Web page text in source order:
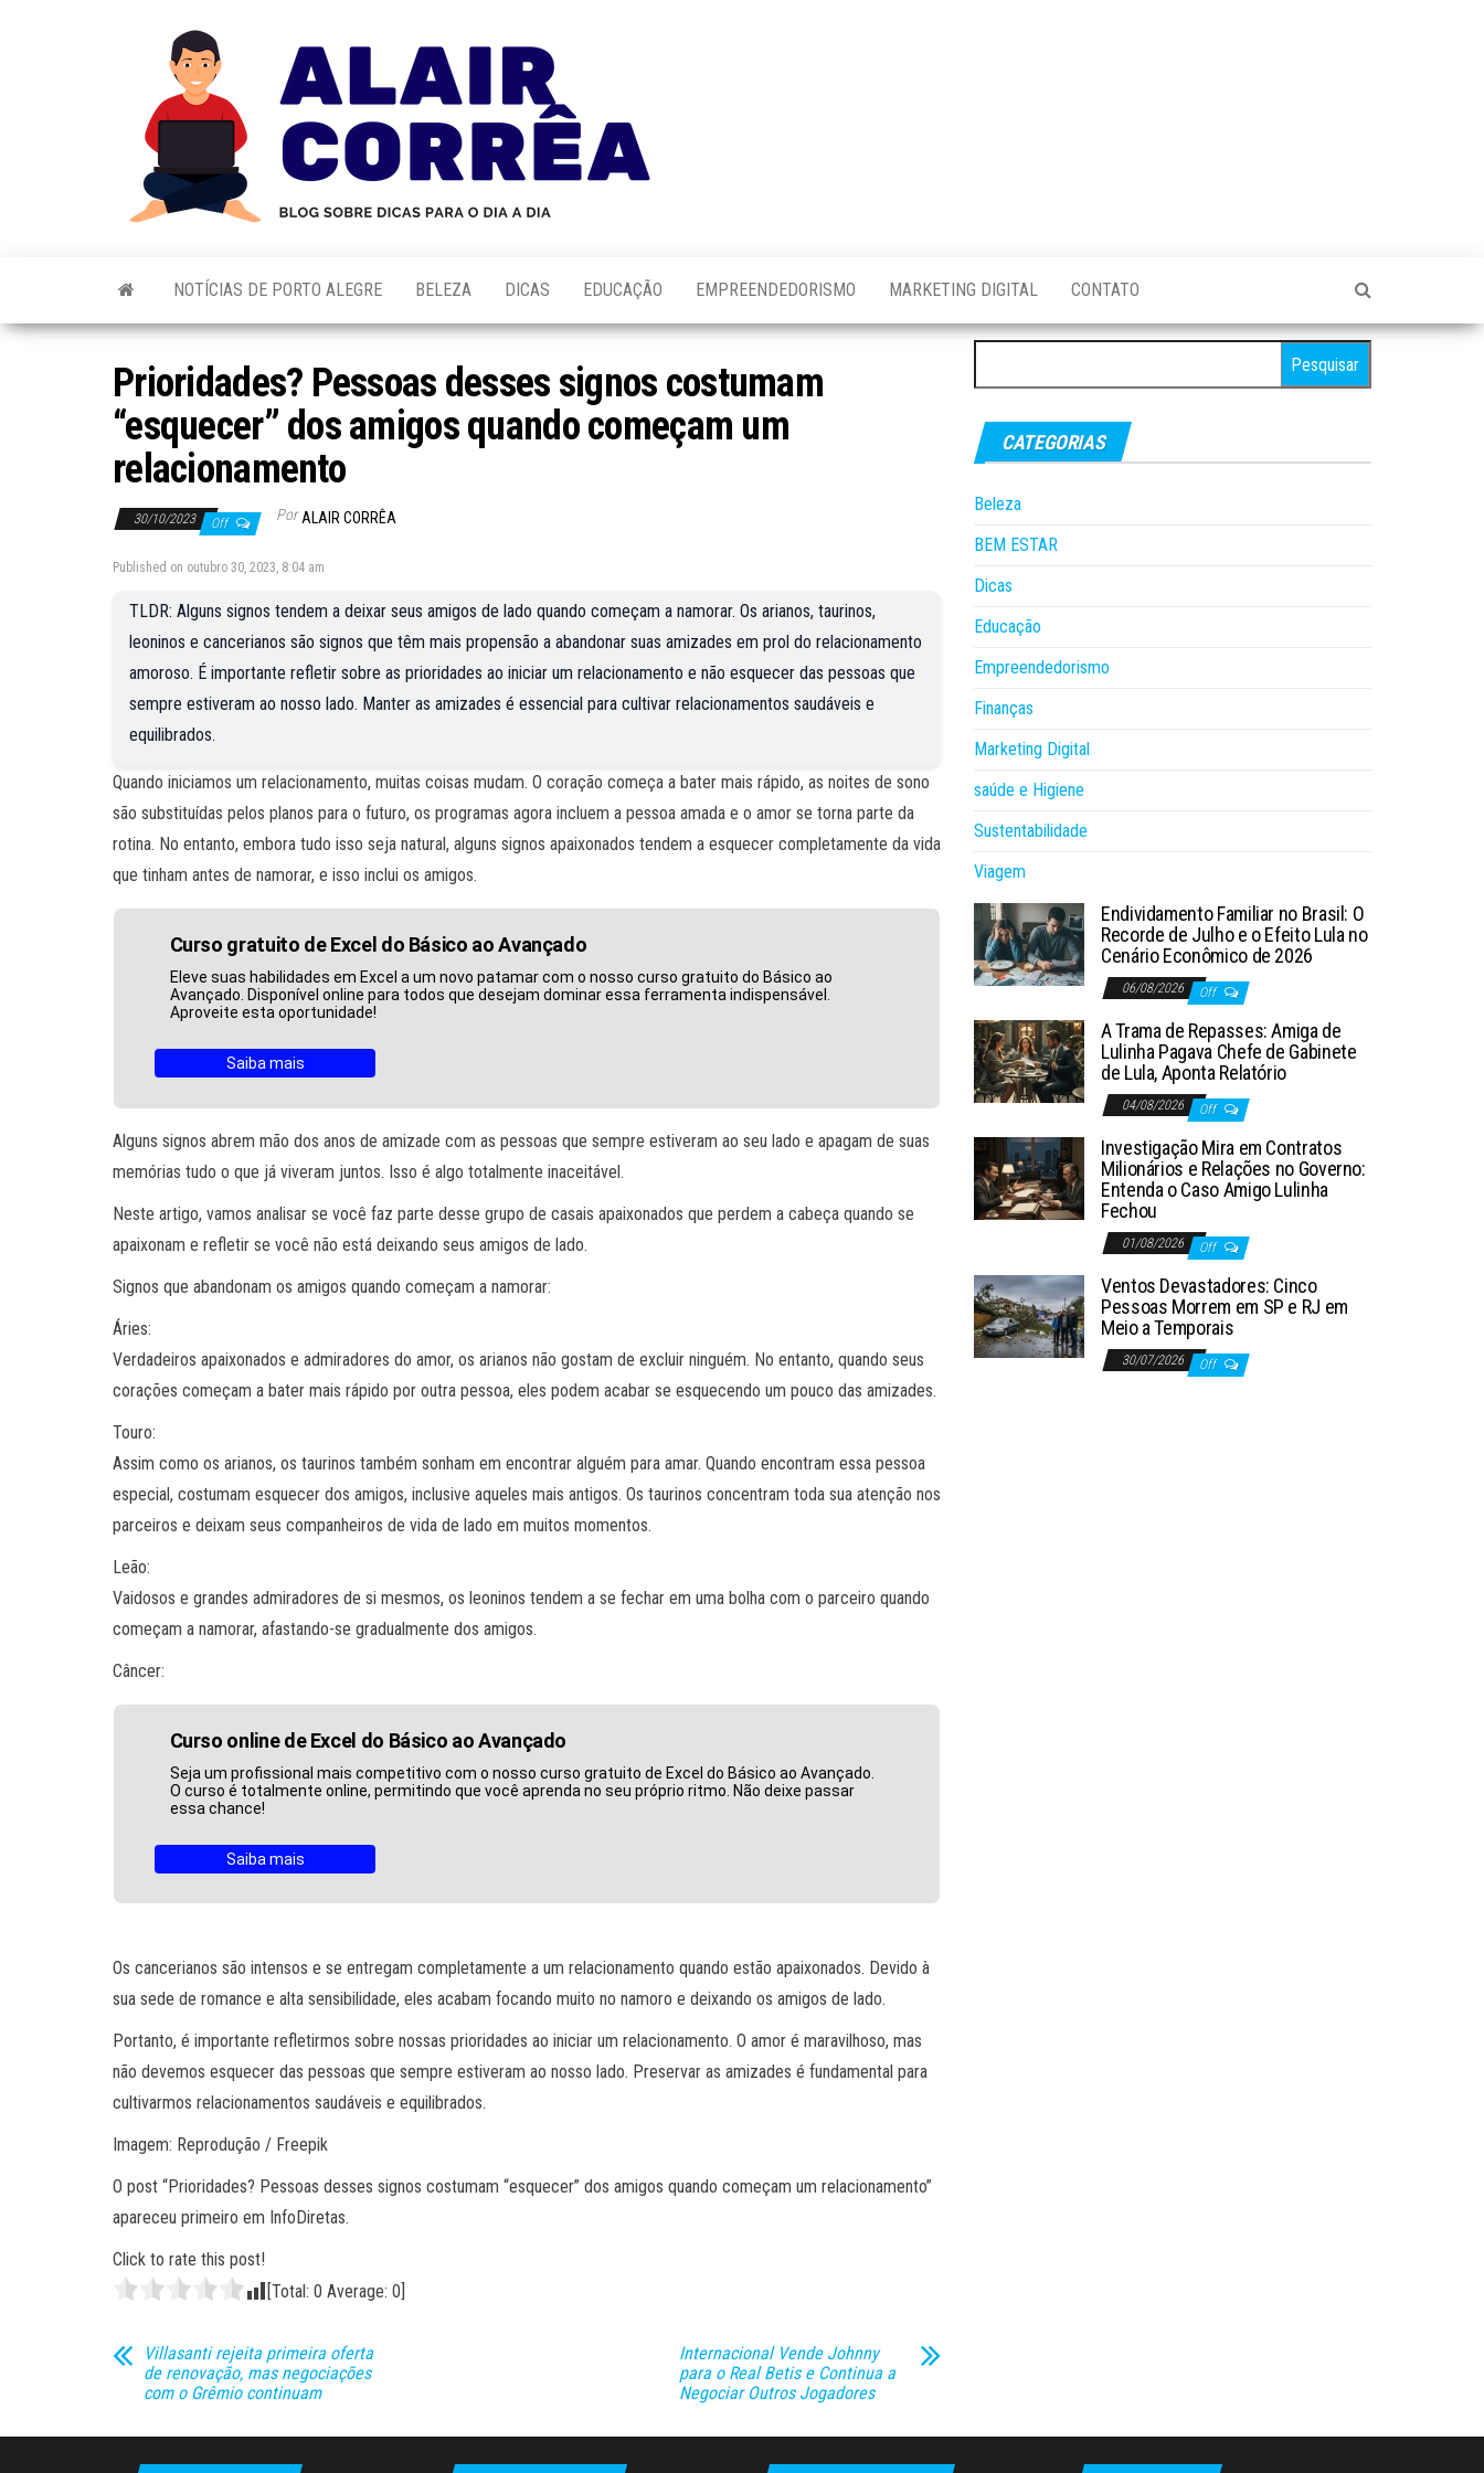
NOTÍCIAS DE PORTO ALEGRE BELEZA DICAS EDUCAÇÃO EMPREENDEDORISMO MARKETING DIGITAL CONTATO
Prioridades? Pessoas desses signos costumam
“esquecer” dos amigos quando começam um
relacionamento
30/10/2023 Off Por ALAIR CORRÊA
Published on outubro 30, 2023, 8:04 am
TLDR: Alguns signos tendem a deixar seus amigos de lado quando começam a namorar. Os arianos, taurinos,
leoninos e cancerianos são signos que têm mais propensão a abandonar suas amizades em prol do relacionamento
amoroso. É importante refletir sobre as prioridades ao iniciar um relacionamento e não esquecer das pessoas que
sempre estiveram ao nosso lado. Manter as amizades é essencial para cultivar relacionamentos saudáveis e
equilibrados.
Quando iniciamos um relacionamento, muitas coisas mudam. O coração começa a bater mais rápido, as noites de sono
são substituídas pelos planos para o futuro, os programas agora incluem a pessoa amada e o amor se torna parte da
rotina. No entanto, embora tudo isso seja natural, alguns signos apaixonados tendem a esquecer completamente da vida
que tinham antes de namorar, e isso inclui os amigos.
Curso gratuito de Excel do Básico ao Avançado
Eleve suas habilidades em Excel a um novo patamar com o nosso curso gratuito do Básico ao
Avançado. Disponível online para todos que desejam dominar essa ferramenta indispensável.
Aproveite esta oportunidade!
Saiba mais
Alguns signos abrem mão dos anos de amizade com as pessoas que sempre estiveram ao seu lado e apagam de suas
memórias tudo o que já viveram juntos. Isso é algo totalmente inaceitável.
Neste artigo, vamos analisar se você faz parte desse grupo de casais apaixonados que perdem a cabeça quando se
apaixonam e refletir se você não está deixando seus amigos de lado.
Signos que abandonam os amigos quando começam a namorar:
Áries:
Verdadeiros apaixonados e admiradores do amor, os arianos não gostam de excluir ninguém. No entanto, quando seus
corações começam a bater mais rápido por outra pessoa, eles podem acabar se esquecendo um pouco das amizades.
Touro:
Assim como os arianos, os taurinos também sonham em encontrar alguém para amar. Quando encontram essa pessoa
especial, costumam esquecer dos amigos, inclusive aqueles mais antigos. Os taurinos concentram toda sua atenção nos
parceiros e deixam seus companheiros de vida de lado em muitos momentos.
Leão:
Vaidosos e grandes admiradores de si mesmos, os leoninos tendem a se fechar em uma bolha com o parceiro quando
começam a namorar, afastando-se gradualmente dos amigos.
Câncer:
Curso online de Excel do Básico ao Avançado
Seja um profissional mais competitivo com o nosso curso gratuito de Excel do Básico ao Avançado.
O curso é totalmente online, permitindo que você aprenda no seu próprio ritmo. Não deixe passar
essa chance!
Saiba mais
Os cancerianos são intensos e se entregam completamente a um relacionamento quando estão apaixonados. Devido à
sua sede de romance e alta sensibilidade, eles acabam focando muito no namoro e deixando os amigos de lado.
Portanto, é importante refletirmos sobre nossas prioridades ao iniciar um relacionamento. O amor é maravilhoso, mas
não devemos esquecer das pessoas que sempre estiveram ao nosso lado. Preservar as amizades é fundamental para
cultivarmos relacionamentos saudáveis e equilibrados.
Imagem: Reprodução / Freepik
O post “Prioridades? Pessoas desses signos costumam “esquecer” dos amigos quando começam um relacionamento”
apareceu primeiro em InfoDiretas.
Click to rate this post!
[Total: 0 Average: 0]
Villasanti rejeita primeira oferta
de renovação, mas negociações
com o Grêmio continuam
Internacional Vende Johnny
para o Real Betis e Continua a
Negociar Outros Jogadores
por:
CATEGORIAS
Beleza
BEM ESTAR
Dicas
Educação
Empreendedorismo
Finanças
Marketing Digital
saúde e Higiene
Sustentabilidade
Viagem
Endividamento Familiar no Brasil: O
Recorde de Julho e o Efeito Lula no
Cenário Econômico de 2026
06/08/2026 Off
A Trama de Repasses: Amiga de
Lulinha Pagava Chefe de Gabinete
de Lula, Aponta Relatório
04/08/2026 Off
Investigação Mira em Contratos
Milionários e Relações no Governo:
Entenda o Caso Amigo Lulinha
Fechou
01/08/2026 Off
Ventos Devastadores: Cinco
Pessoas Morrem em SP e RJ em
Meio a Temporais
30/07/2026 Off